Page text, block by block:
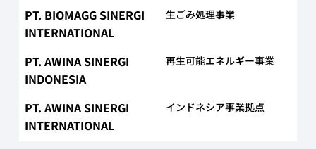
PT. BIOMAGG SINERGI
INTERNATIONAL
生ごみ処理事業
PT. AWINA SINERGI
INDONESIA
再生可能エネルギー事業
PT. AWINA SINERGI
INTERNATIONAL
インドネシア事業拠点